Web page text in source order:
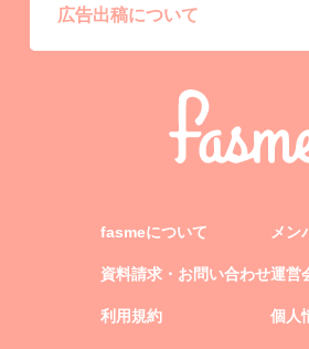
広告出稿について
fasmeについて
資料請求・お問い合わせ
利用規約
メン
運営
個人